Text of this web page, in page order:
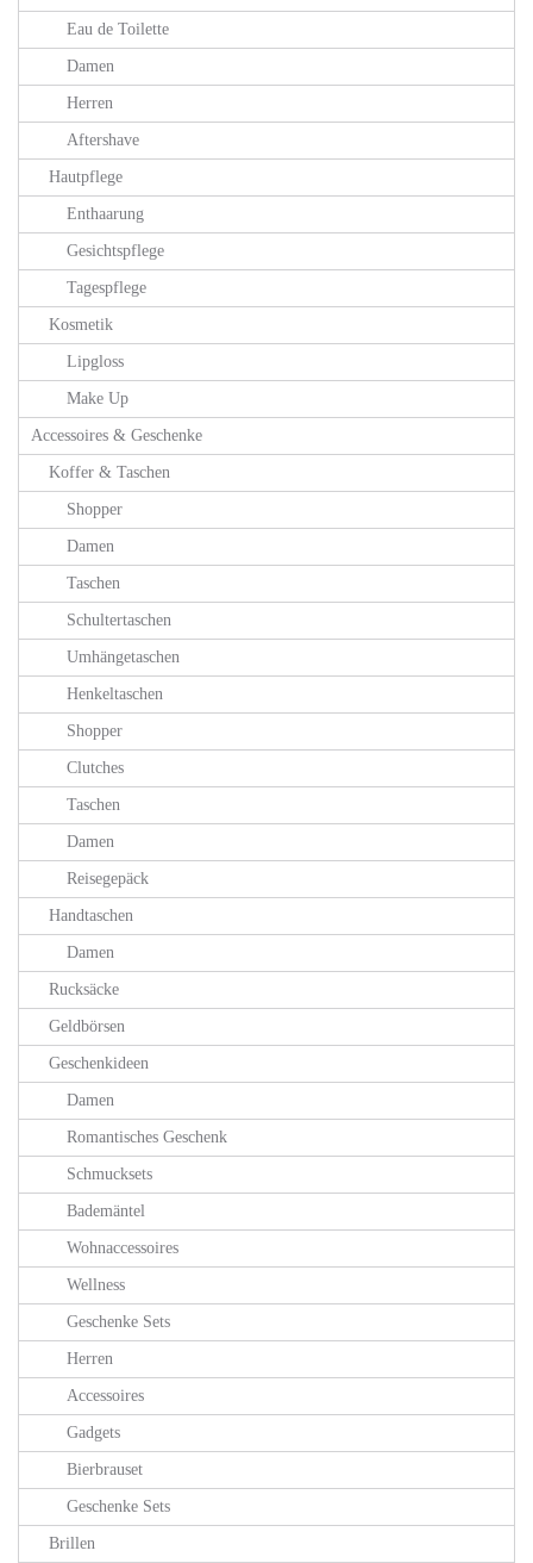
Eau de Toilette
Damen
Herren
Aftershave
Hautpflege
Enthaarung
Gesichtspflege
Tagespflege
Kosmetik
Lipgloss
Make Up
Accessoires & Geschenke
Koffer & Taschen
Shopper
Damen
Taschen
Schultertaschen
Umhängetaschen
Henkeltaschen
Shopper
Clutches
Taschen
Damen
Reisegepäck
Handtaschen
Damen
Rucksäcke
Geldbörsen
Geschenkideen
Damen
Romantisches Geschenk
Schmucksets
Bademäntel
Wohnaccessoires
Wellness
Geschenke Sets
Herren
Accessoires
Gadgets
Bierbrauset
Geschenke Sets
Brillen